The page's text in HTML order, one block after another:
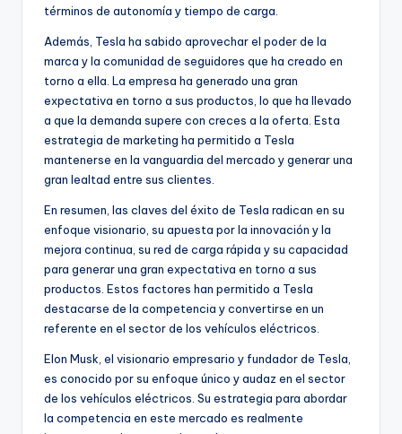
términos de autonomía y tiempo de carga.
Además, Tesla ha sabido aprovechar el poder de la
marca y la comunidad de seguidores que ha creado en
torno a ella. La empresa ha generado una gran
expectativa en torno a sus productos, lo que ha llevado
a que la demanda supere con creces a la oferta. Esta
estrategia de marketing ha permitido a Tesla
mantenerse en la vanguardia del mercado y generar una
gran lealtad entre sus clientes.
En resumen, las claves del éxito de Tesla radican en su
enfoque visionario, su apuesta por la innovación y la
mejora continua, su red de carga rápida y su capacidad
para generar una gran expectativa en torno a sus
productos. Estos factores han permitido a Tesla
destacarse de la competencia y convertirse en un
referente en el sector de los vehículos eléctricos.
Elon Musk, el visionario empresario y fundador de Tesla,
es conocido por su enfoque único y audaz en el sector
de los vehículos eléctricos. Su estrategia para abordar
la competencia en este mercado es realmente